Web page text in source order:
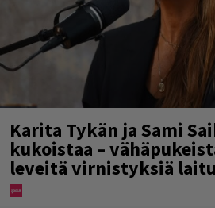
Karita Tykän ja Sami
kukoistaa –
leveitä virnistyksiä